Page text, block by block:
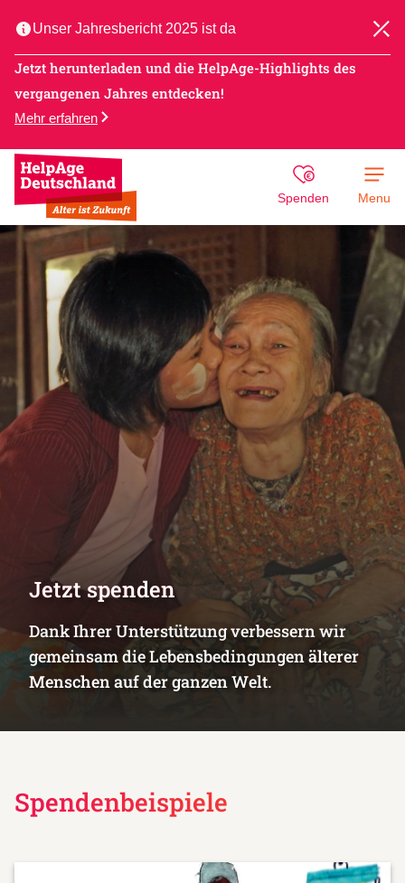
Unser Jahresbericht 2025 ist da
Jetzt herunterladen und die HelpAge-Highlights des
vergangenen Jahres entdecken!
Mehr erfahren
Spenden Menu
Jetzt spenden
Dank Ihrer Unterstützung verbessern wir
gemeinsam die Lebensbedingungen älterer
Menschen auf der ganzen Welt.
Spendenbeispiele